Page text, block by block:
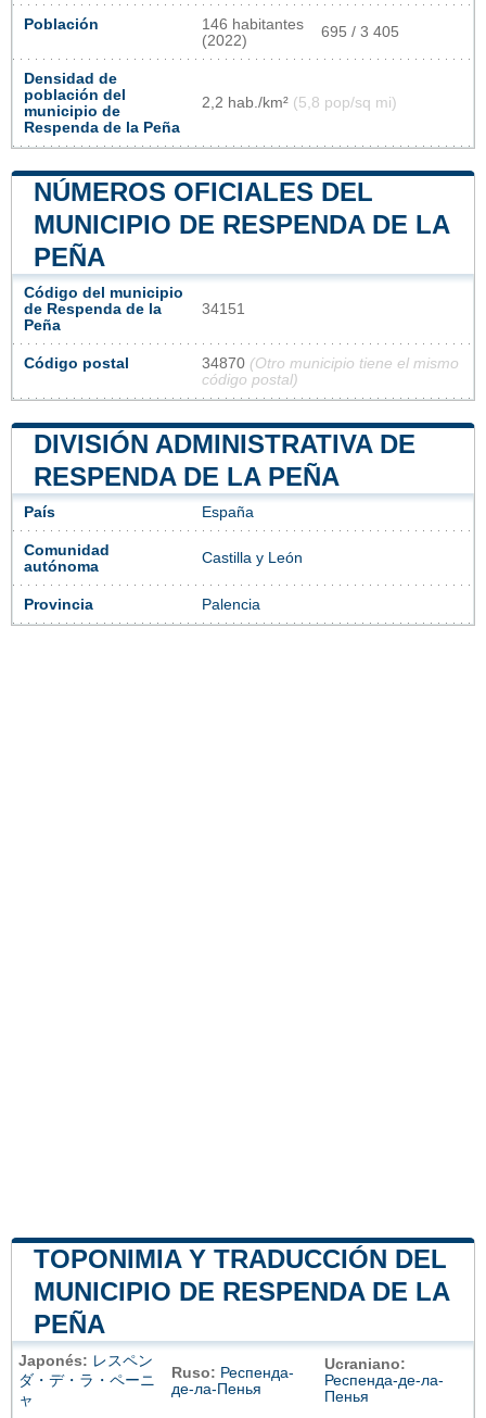
Población
146 habitantes
(2022)
695 / 3 405
Densidad de
población del
municipio de
Respenda de la Peña
2,2 hab./km² (5,8 pop/sq mi)
NÚMEROS OFICIALES DEL
MUNICIPIO DE RESPENDA DE LA
PEÑA
Código del municipio
de Respenda de la
Peña
34151
Código postal 34870 (Otro municipio tiene el mismo
código postal)
DIVISIÓN ADMINISTRATIVA DE
RESPENDA DE LA PEÑA
País España
Comunidad
autónoma
Castilla y León
Provincia Palencia
TOPONIMIA Y TRADUCCIÓN DEL
MUNICIPIO DE RESPENDA DE LA
PEÑA
Japonés: レスペン
ダ・デ・ラ・ペーニ
ャ
Ruso: Респенда-
де-ла-Пенья
Ucraniano:
Респенда-де-ла-
Пенья